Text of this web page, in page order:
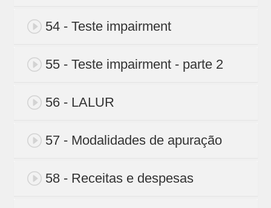
54 - Teste impairment
55 - Teste impairment - parte 2
56 - LALUR
57 - Modalidades de apuração
58 - Receitas e despesas